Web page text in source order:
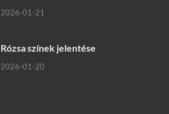
2026-01-21
Rózsa színek jelentése
2026-01-20